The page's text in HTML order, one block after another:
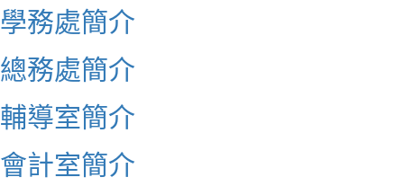
學務處簡介
總務處簡介
輔導室簡介
會計室簡介